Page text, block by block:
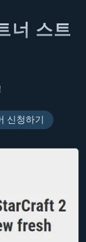
너 스트
신청하기